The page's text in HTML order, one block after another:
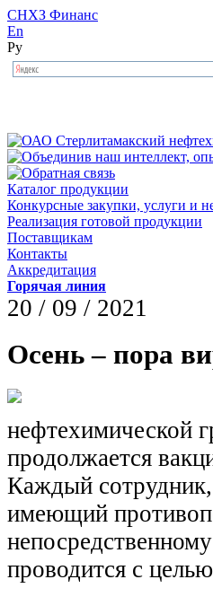
СНХЗ Финанс
En
Ру
Каталог продукции
Конкурсные закупки, услуги и
Реализация готовой продукции
Поставщикам
Контакты
Аккредитация
Горячая линия
20 / 09 / 2021
Осень – пора
нефтехимической
продолжается
Каждый
имеющий
проводится с